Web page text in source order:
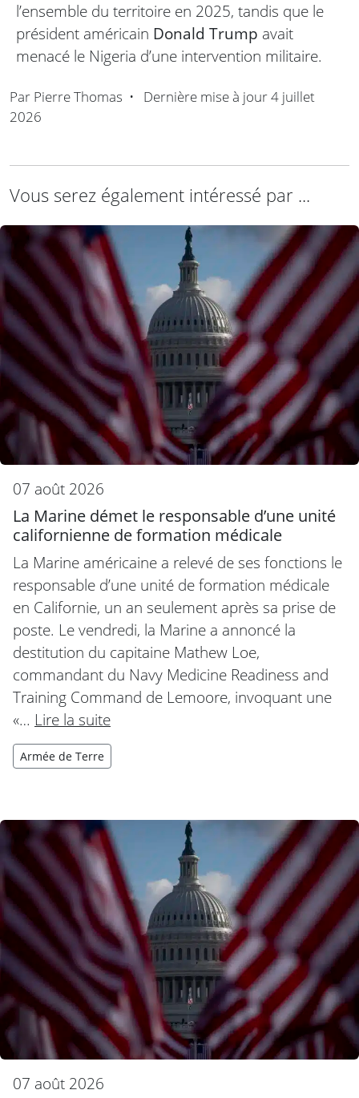
l’ensemble du territoire en 2025, tandis que le
président américain Donald Trump avait
menacé le Nigeria d’une intervention militaire.
Par Pierre Thomas • Dernière mise à jour4 juillet
2026
Vous serez également intéressé par ...
07 août 2026
La Marine démet le responsable d’une unité
californienne de formation médicale
La Marine américaine a relevé de ses fonctions le
responsable d’une unité de formation médicale
en Californie, un an seulement après sa prise de
poste. Le vendredi, la Marine a annoncé la
destitution du capitaine Mathew Loe,
commandant du Navy Medicine Readiness and
Training Command de Lemoore, invoquant une
«… Lire la suite
Armée de Terre
07 août 2026